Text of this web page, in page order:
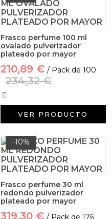
Frasco perfume 100 ml
ovalado pulverizador
plateado por mayor
210,89 € / Pack de 100
234,32 €
VER PRODUCTO
-10%
Frasco perfume 30 ml
redondo pulverizador
plateado por mayor
319,30 € / Pack de 176